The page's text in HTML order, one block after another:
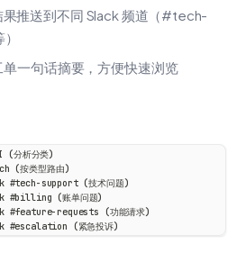
推送到不同 Slack 频道（#tech-
一句话摘要，方便快速浏览
(分析分类)
(按类型路由)
#tech-support (技术问题)
#billing (账单问题)
#feature-requests (功能请求)
#escalation (紧急投诉)